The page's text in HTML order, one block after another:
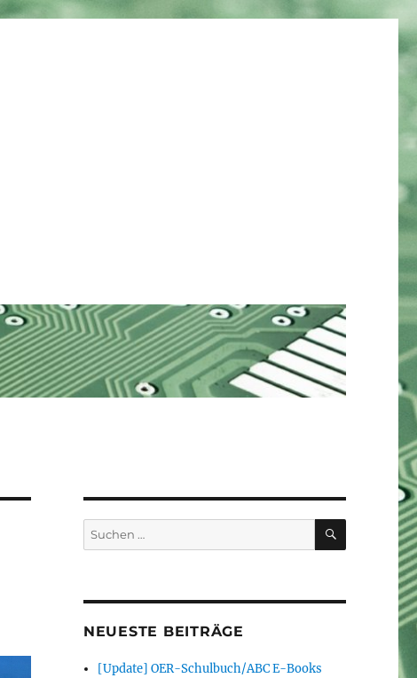
Suchen
nach:
SUCHEN
NEUESTE BEITRÄGE
[Update] OER-Schulbuch/ABC E-Books